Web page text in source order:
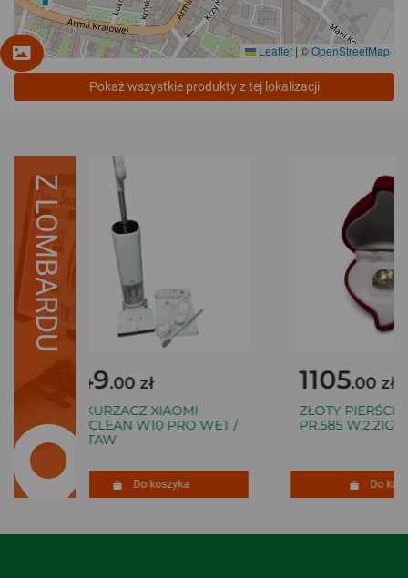
Leaflet | ©OpenStreetMap
Pokaż wszystkie produkty z tej lokalizacji
Z LOMBARDU
749.00 zł
ODKURZACZ XIAOMI
TRUCLEAN W10 PRO WET /
ZESTAW
Do koszyka
1105.00 zł
ZŁOTY
PR.585 W.2,21G
Do